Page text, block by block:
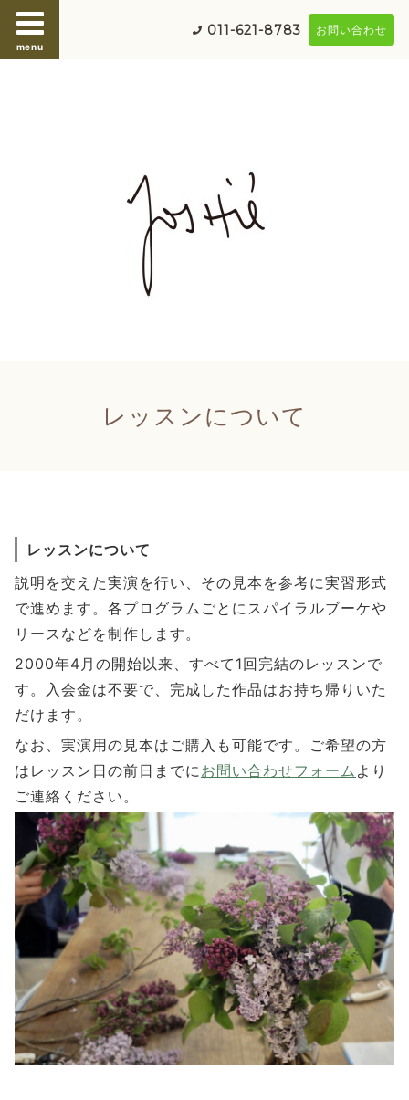
menu
011-621-8783 お問い合わせ
レッスンについて
レッスンについて
説明を交えた実演を行い、その見本を参考に実習形式
で進めます。各プログラムごとにスパイラルブーケや
リースなどを制作します。
2000年4月の開始以来、すべて1回完結のレッスンで
す。入会金は不要で、完成した作品はお持ち帰りいた
だけます。
なお、実演用の見本はご購入も可能です。ご希望の方
はレッスン日の前日までに お問い合わせフォーム より
ご連絡ください。